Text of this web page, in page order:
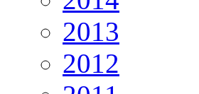
2013
2012